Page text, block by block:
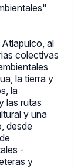
Atlapulco, al
colectivas
la tierra y
la
las rutas
y una
desde
-
y